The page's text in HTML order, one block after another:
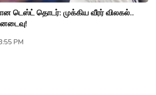
டெஸ்ட் தொடர்: முக்கிய வீரர் விலகல்..
PM